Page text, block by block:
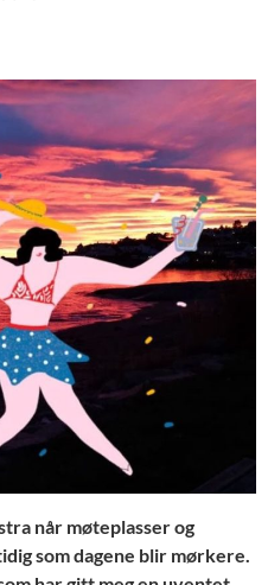
når møteplasser og
som dagene blir mørkere.